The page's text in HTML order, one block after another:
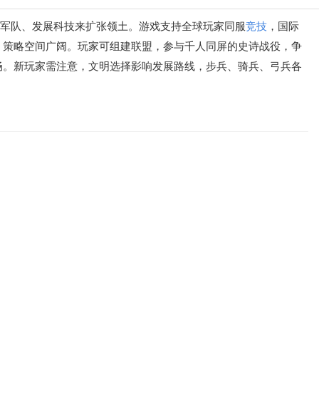
队、发展科技来扩张领土。游戏支持全球玩家同服竞技 ，国际
略空间广阔。玩家可组建联盟，参与千人同屏的史诗战役，争
新玩家需注意，文明选择影响发展路线，步兵、骑兵、弓兵各